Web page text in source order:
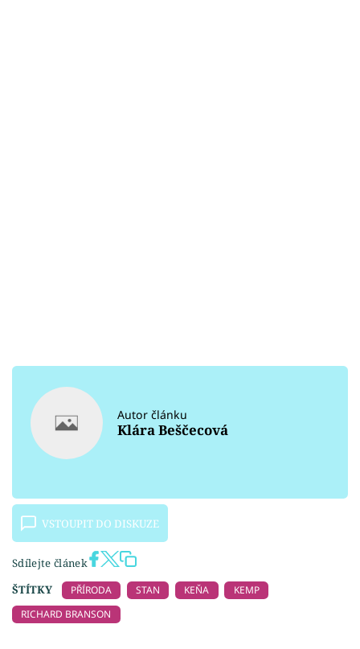
Autor článku
Klára Beščecová
VSTOUPIT DO DISKUZE
Sdílejte článek
ŠTÍTKY
PŘÍRODA STAN KEŇA
KEMP
RICHARD BRANSON